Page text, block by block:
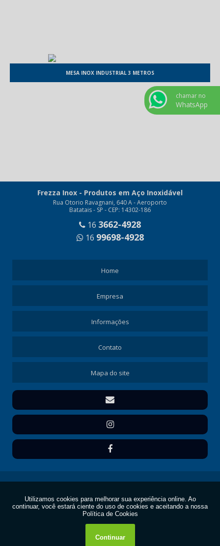
MESA INOX INDUSTRIAL 3 METROS
Frezza Inox - Produtos em Aço Inoxidável
Rua Otorio Ravagnani, 640 A - Aeroporto
Batatais - SP - CEP: 14302-186
16 3662-4928
16 99698-4928
Home
Empresa
Informações
Contato
Mapa do site
W3C
W3C
chamar no
WhatsApp